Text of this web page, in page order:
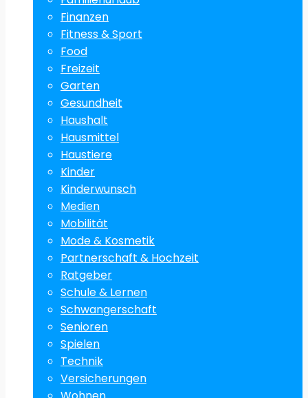
Finanzen
Fitness & Sport
Food
Freizeit
Garten
Gesundheit
Haushalt
Hausmittel
Haustiere
Kinder
Kinderwunsch
Medien
Mobilität
Mode & Kosmetik
Partnerschaft & Hochzeit
Ratgeber
Schule & Lernen
Schwangerschaft
Senioren
Spielen
Technik
Versicherungen